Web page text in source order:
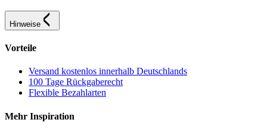
Hinweise
Vorteile
Versand kostenlos innerhalb Deutschlands
100 Tage Rückgaberecht
Flexible Bezahlarten
Mehr Inspiration